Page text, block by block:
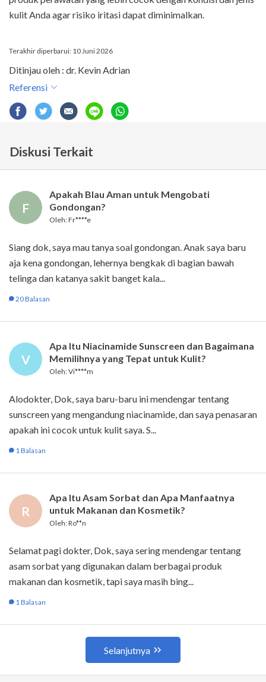
kulit Anda agar risiko iritasi dapat diminimalkan.
Terakhir diperbarui: 10 Juni 2026